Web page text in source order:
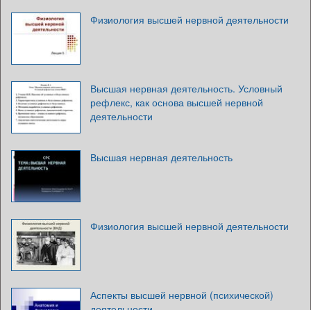
Физиология высшей нервной деятельности
Высшая нервная деятельность. Условный
рефлекс, как основа высшей нервной
деятельности
Высшая нервная деятельность
Физиология высшей нервной деятельности
Аспекты высшей нервной (психической)